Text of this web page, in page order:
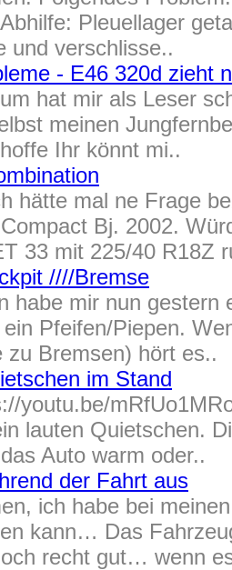
Pleuellager
und verschlisse..
- E46 320d zieht
hat mir als Leser
meinen
Ihr könnt mi..
hätte mal ne Frage
Bj. 2002.
33 mit 225/40 R18Z
////Bremse
habe mir nun
Pfeifen/Piepen.
zu Bremsen) hört es..
im Stand
youtu.be/
lauten Quietschen.
Auto warm oder..
der Fahrt aus
ich habe bei
kann… Das
recht gut… wenn